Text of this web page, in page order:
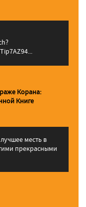
Корана:
Книге
месть в
прекрасными